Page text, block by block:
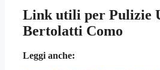
Link utili per Pulizie
Bertolatti Como
Leggi anche: